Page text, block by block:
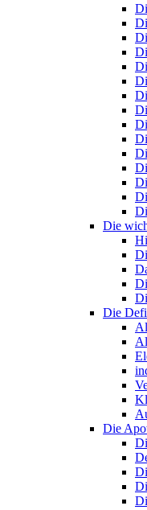
Die
Die
Die